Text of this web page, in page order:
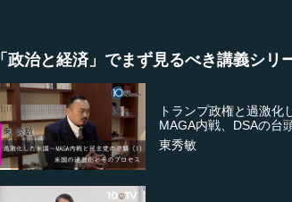
「政治と経済」でまず見るべき講義シリ
トランプ政権と過激化
MAGA内戦、DSAの台
東秀敏